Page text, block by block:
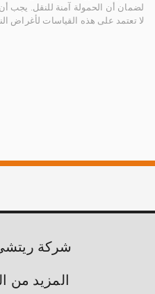
لضمان أن الحمولة آمنة للنقل. يجب
لا تعتمد على هذه القياسات لأغراض
شركة
المزيد من